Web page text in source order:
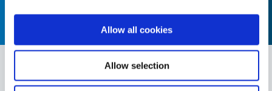
Allow all cookies
Allow selection
Systemintegrationsfunktionen